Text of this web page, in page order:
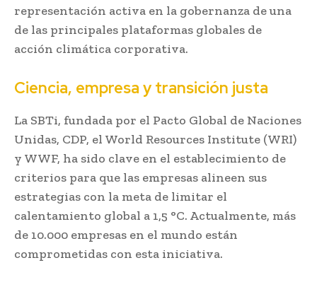
representación activa en la gobernanza de una
de las principales plataformas globales de
acción climática corporativa.
Ciencia, empresa y transición justa
La SBTi, fundada por el Pacto Global de Naciones
Unidas, CDP, el World Resources Institute (WRI)
y WWF, ha sido clave en el establecimiento de
criterios para que las empresas alineen sus
estrategias con la meta de limitar el
calentamiento global a 1,5 °C. Actualmente, más
de 10.000 empresas en el mundo están
comprometidas con esta iniciativa.